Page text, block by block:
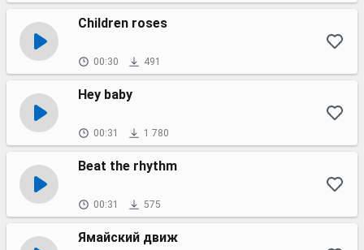
Children roses
00:30 491
Hey baby
00:31 1 780
Beat the rhythm
00:31 575
Ямайский движ